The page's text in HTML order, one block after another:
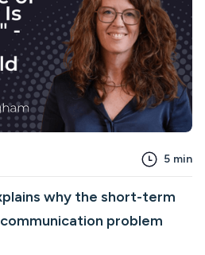
5 min
why the short-term
problem